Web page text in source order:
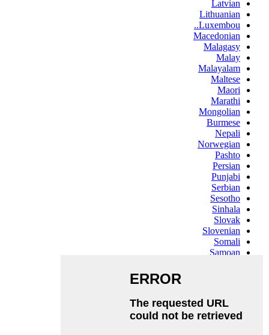
Latvian
Lithuanian
Luxembou..
Macedonian
Malagasy
Malay
Malayalam
Maltese
Maori
Marathi
Mongolian
Burmese
Nepali
Norwegian
Pashto
Persian
Punjabi
Serbian
Sesotho
Sinhala
Slovak
Slovenian
Somali
Samoan
Swahili
Tajik